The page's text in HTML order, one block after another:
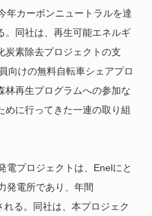
年カーボンニュートラルを達
。同社は、再生可能エネルギ
炭素除去プロジェクトの支
向けの無料自転車シェアプロ
林再生プログラムへの参加な
めに行ってきた一連の取り組
プロジェクトは、 Enelにと
発電所であり、年間
る。同社は、本プロジェク